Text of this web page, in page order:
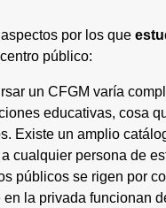
por los que
público:
un CFGM varía
educativas, cosa
Existe un amplio
cualquier persona de
públicos se rigen por
la privada funcionan